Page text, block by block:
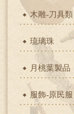
木雕-刀具類
琉璃珠
月桃葉製品
服飾-原民服